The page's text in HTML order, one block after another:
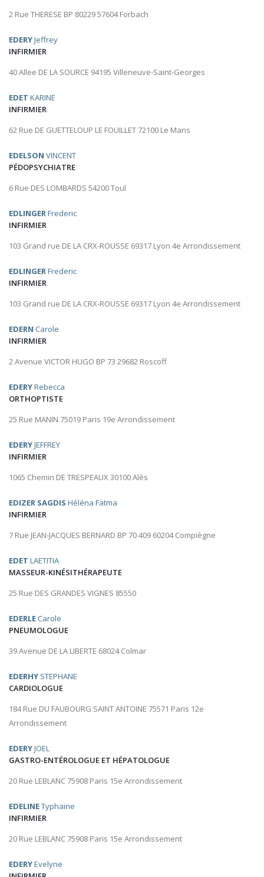
2 Rue THERESE BP 80229 57604 Forbach
EDERYJeffrey
INFIRMIER
40 Allee DE LA SOURCE 94195 Villeneuve-Saint-Georges
EDET KARINE
INFIRMIER
62 Rue DE GUETTELOUP LE FOUILLET 72100 Le Mans
EDELSON VINCENT
PÉDOPSYCHIATRE
6 Rue DES LOMBARDS 54200 Toul
EDLINGERFrederic
INFIRMIER
103 Grand rue DE LA CRX-ROUSSE 69317 Lyon 4e Arrondissement
EDLINGERFrederic
INFIRMIER
103 Grand rue DE LA CRX-ROUSSE 69317 Lyon 4e Arrondissement
EDERN Carole
INFIRMIER
2 Avenue VICTOR HUGO BP 73 29682 Roscoff
EDERYRebecca
ORTHOPTISTE
25 Rue MANIN 75019 Paris 19e Arrondissement
EDERYJEFFREY
INFIRMIER
1065 Chemin DE TRESPEAUX 30100 Alès
EDIZER SAGDIS Héléna Fatma
INFIRMIER
7 Rue JEAN-JACQUES BERNARD BP 70 409 60204 Compiègne
EDET LAETITIA
MASSEUR-KINÉSITHÉRAPEUTE
25 Rue DES GRANDES VIGNES 85550
EDERLE Carole
PNEUMOLOGUE
39 Avenue DE LA LIBERTE 68024 Colmar
EDERHY STEPHANE
CARDIOLOGUE
184 Rue DU FAUBOURG SAINT ANTOINE 75571 Paris 12e
Arrondissement
EDERYJOEL
GASTRO-ENTÉROLOGUE ET HÉPATOLOGUE
20 Rue LEBLANC 75908 Paris 15e Arrondissement
EDELINETyphaine
INFIRMIER
20 Rue LEBLANC 75908 Paris 15e Arrondissement
EDERYEvelyne